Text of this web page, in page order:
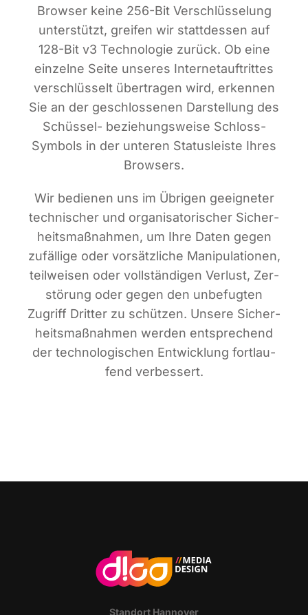
Brow­ser kei­ne 256-Bit Ver­schlüs­se­lung
unter­stützt, grei­fen wir statt­des­sen auf
128-Bit v3 Tech­no­lo­gie zurück. Ob eine
ein­zel­ne Sei­te unse­res Inter­net­auf­trit­tes
ver­schlüs­selt über­tra­gen wird, erken­nen
Sie an der geschlos­se­nen Dar­stel­lung des
Schüs­sel- bezie­hungs­wei­se Schloss-
Sym­bols in der unte­ren Sta­tus­leis­te Ihres
Browsers.
Wir bedie­nen uns im Übri­gen geeig­ne­ter
tech­ni­scher und orga­ni­sa­to­ri­scher Sicher­
heits­maß­nah­men, um Ihre Daten gegen
zufäl­li­ge oder vor­sätz­li­che Mani­pu­la­tio­nen,
teil­wei­sen oder voll­stän­di­gen Ver­lust, Zer­
stö­rung oder gegen den unbe­fug­ten
Zugriff Drit­ter zu schüt­zen. Unse­re Sicher­
heits­maß­nah­men wer­den ent­spre­chend
der tech­no­lo­gi­schen Ent­wick­lung fort­lau­
fend verbessert.
Stand­ort Hannover